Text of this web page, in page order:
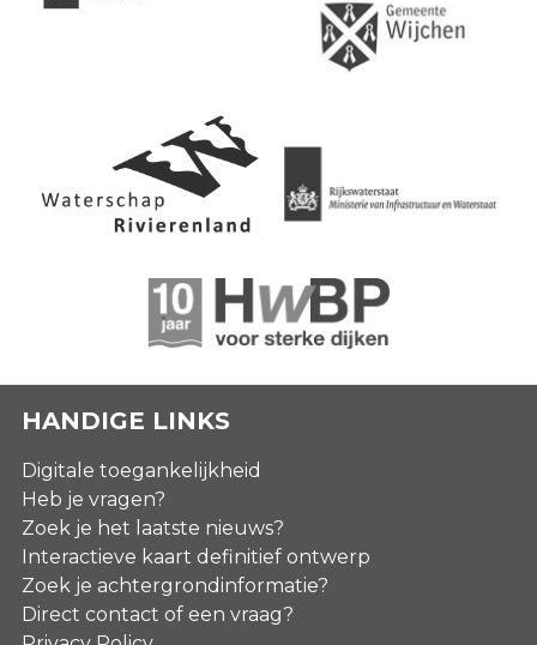
HANDIGE LINKS
Digitale toegankelijkheid
Heb je vragen?
Zoek je het laatste nieuws?
Interactieve kaart definitief ontwerp
Zoek je achtergrondinformatie?
Direct contact of een vraag?